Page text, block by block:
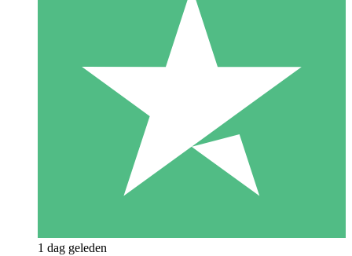
1 dag geleden